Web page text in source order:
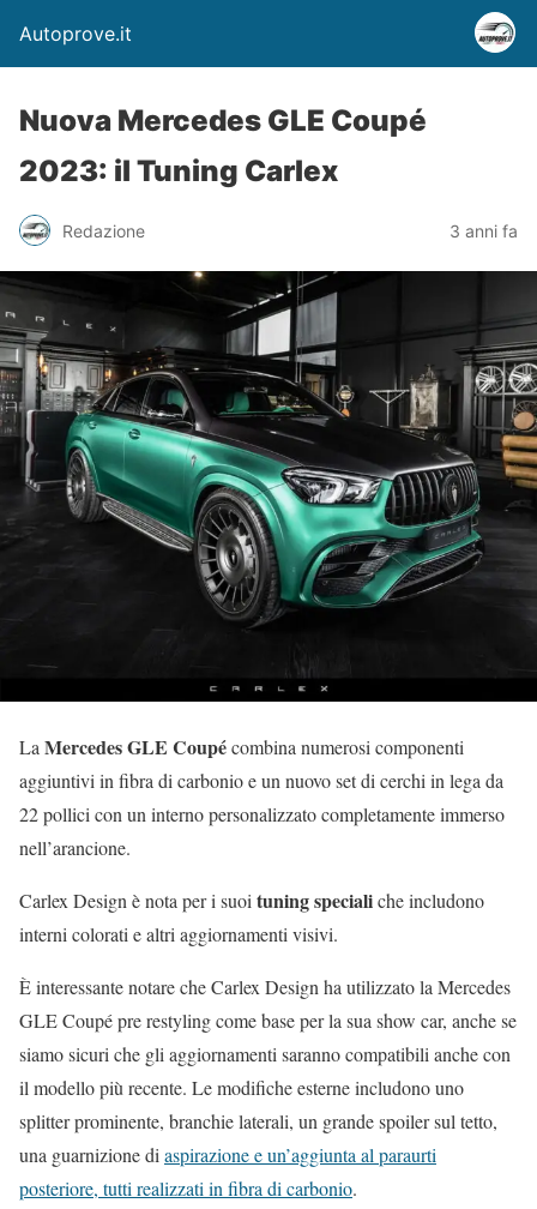
Autoprove.it
Nuova Mercedes GLE Coupé
2023: il Tuning Carlex
Redazione 3 anni fa
La Mercedes GLE Coupécombina numerosi componenti
aggiuntivi in fibra di carbonio e un nuovo set di cerchi in lega da
22 pollici con un interno personalizzato completamente immerso
nell’arancione.
Carlex Design è nota per i suoi tuning specialiche includono
interni colorati e altri aggiornamenti visivi.
È interessante notare che Carlex Design ha utilizzato la Mercedes
GLE Coupé pre restyling come base per la sua show car, anche se
siamo sicuri che gli aggiornamenti saranno compatibili anche con
il modello più recente. Le modifiche esterne includono uno
splitter prominente, branchie laterali, un grande spoiler sul tetto,
una guarnizione di aspirazione e un’aggiunta al paraurti
posteriore, tutti realizzati in fibra di carbonio.